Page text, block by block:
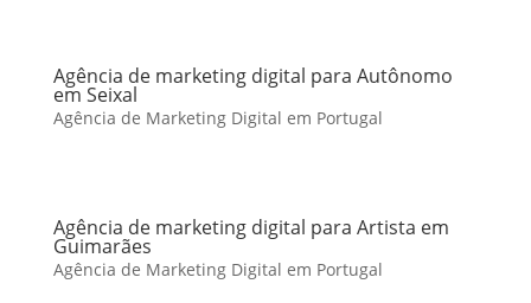
Agência de marketing digital para Autônomo
em Seixal
Agência de Marketing Digital em Portugal
Agência de marketing digital para Artista em
Guimarães
Agência de Marketing Digital em Portugal